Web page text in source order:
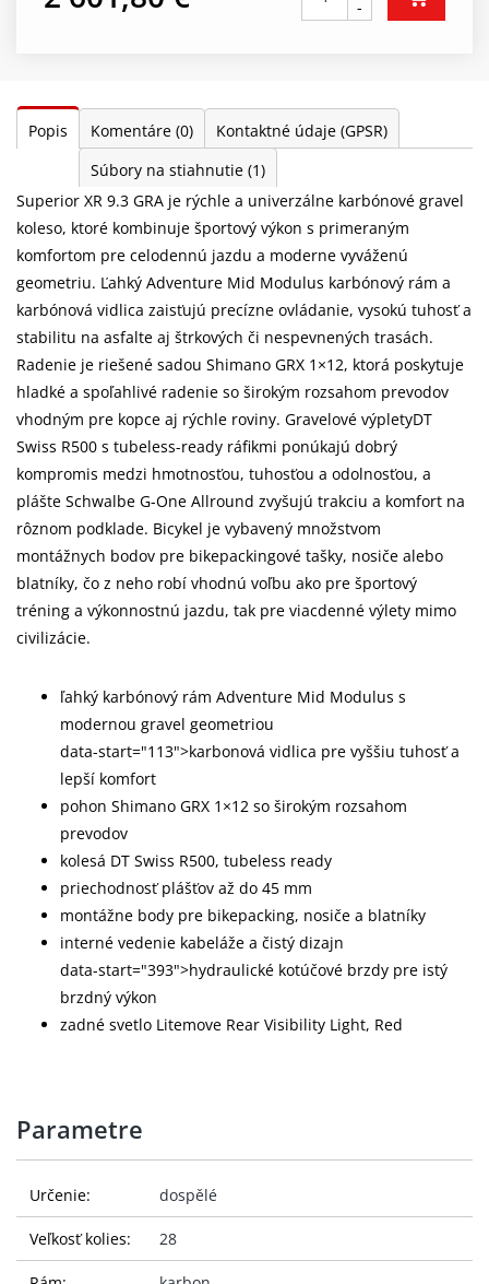
-
Popis Komentáre (0)
Kontaktné údaje (GPSR)
Súbory na stiahnutie (1)
Superior XR 9.3 GRA je rýchle a univerzálne karbónové gravel
koleso, ktoré kombinuje športový výkon s primeraným
komfortom pre celodennú jazdu a moderne vyváženú
geometriu. Ľahký Adventure Mid Modulus karbónový rám a
karbónová vidlica zaisťujú precízne ovládanie, vysokú tuhosť a
stabilitu na asfalte aj štrkových či nespevnených trasách.
Radenie je riešené sadou Shimano GRX 1×12, ktorá poskytuje
hladké a spoľahlivé radenie so širokým rozsahom prevodov
vhodným pre kopce aj rýchle roviny. Gravelové výpletyDT
Swiss R500 s tubeless-ready ráfikmi ponúkajú dobrý
kompromis medzi hmotnosťou, tuhosťou a odolnosťou, a
plášte Schwalbe G-One Allround zvyšujú trakciu a komfort na
rôznom podklade. Bicykel je vybavený množstvom
montážnych bodov pre bikepackingové tašky, nosiče alebo
blatníky, čo z neho robí vhodnú voľbu ako pre športový
tréning a výkonnostnú jazdu, tak pre viacdenné výlety mimo
civilizácie.
ľahký karbónový rám Adventure Mid Modulus s
modernou gravel geometriou
data-start="113">karbonová vidlica pre vyššiu tuhosť a
lepší komfort
pohon Shimano GRX 1×12 so širokým rozsahom
prevodov
kolesá DT Swiss R500, tubeless ready
priechodnosť plášťov až do 45 mm
montážne body pre bikepacking, nosiče a blatníky
interné vedenie kabeláže a čistý dizajn
data-start="393">hydraulické kotúčové brzdy pre istý
brzdný výkon
zadné svetlo Litemove Rear Visibility Light, Red
Parametre
Určenie: dospělé
Veľkosť kolies: 28